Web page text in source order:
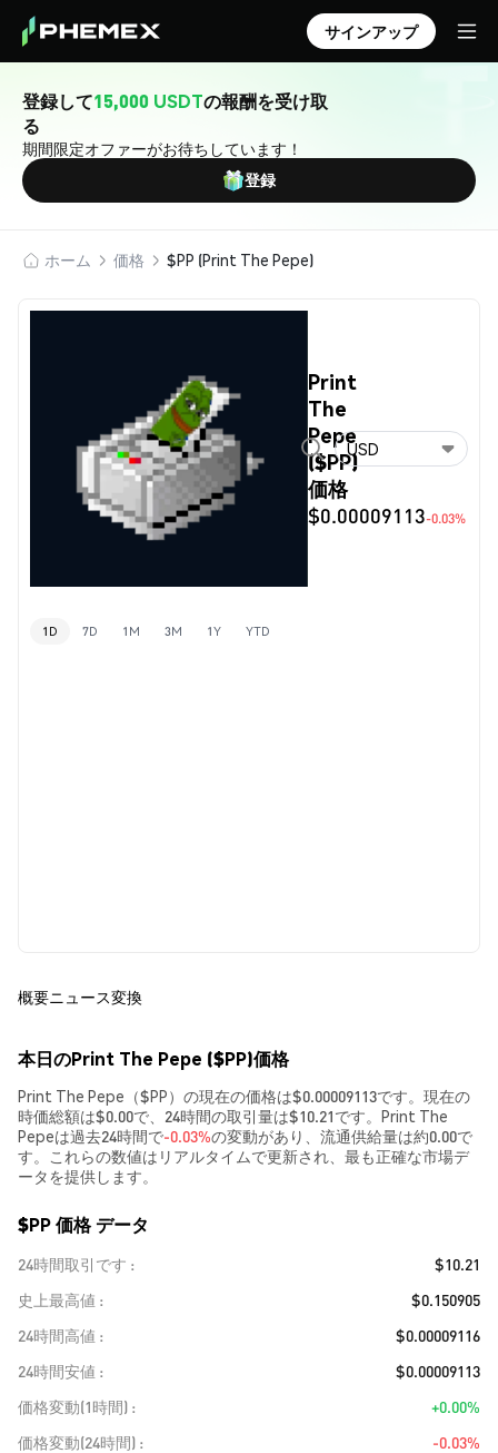
サインアップ
登録して15,000 USDTの報酬を受け取
る
期間限定オファーがお待ちしています！
登録
ホーム 価格 $PP (Print The Pepe)
Print
The
Pepe
($PP)
価格
$0.00009113-0.03%
USD
1D 7D 1M 3M 1Y YTD
概要ニュース変換
本日のPrint The Pepe ($PP)価格
Print The Pepe（$PP）の現在の価格は$0.00009113です。現在の
時価総額は$0.00で、24時間の取引量は$10.21です。Print The
Pepeは過去24時間で-0.03%の変動があり、流通供給量は約0.00で
す。これらの数値はリアルタイムで更新され、最も正確な市場デ
ータを提供します。
$PP 価格 データ
24時間取引です
$10.21
史上最高値
$0.150905
24時間高値
$0.00009116
24時間安値
$0.00009113
価格変動(1時間)
+0.00%
価格変動(24時間)
-0.03%